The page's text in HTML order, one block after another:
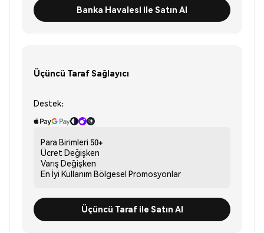
Banka Havalesi ile Satın Al
Üçüncü Taraf Sağlayıcı
Destek:
Para Birimleri 50+
Ücret Değişken
Varış Değişken
En İyi Kullanım Bölgesel Promosyonlar
Üçüncü Taraf ile Satın Al